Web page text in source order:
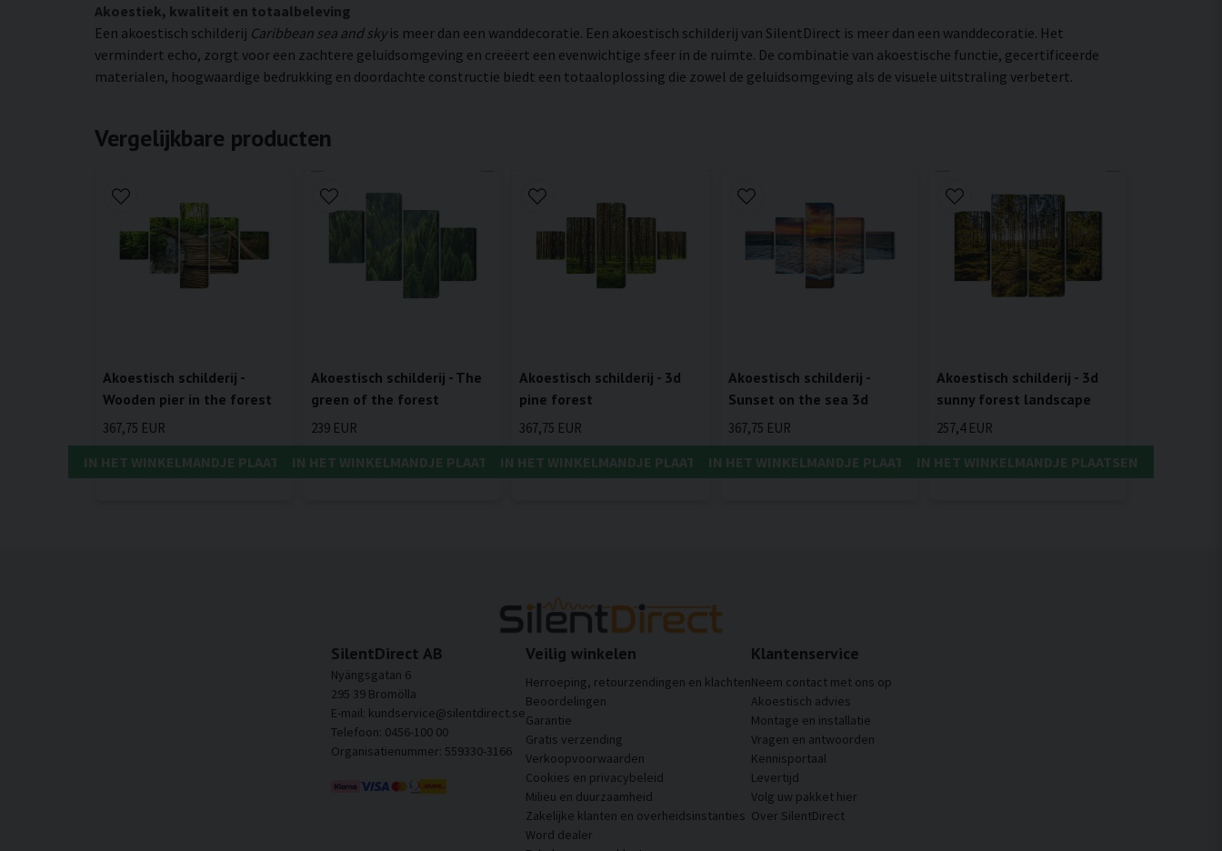
Akoestiek, kwaliteit en totaalbeleving
Een akoestisch schilderij Caribbean sea and skyis meer dan een wanddecoratie. Een akoestisch schilderij van SilentDirect is meer dan een wanddecoratie. Het
vermindert echo, zorgt voor een zachtere geluidsomgeving en creëert een evenwichtige sfeer in de ruimte. De combinatie van akoestische functie, gecertificeerde
materialen, hoogwaardige bedrukking en doordachte constructie biedt een totaaloplossing die zowel de geluidsomgeving als de visuele uitstraling verbetert.
Vergelijkbare producten
Akoestisch schilderij -
Wooden pier in the forest
367,75 EUR
IN HET WINKELMANDJE PLAATSEN
Akoestisch schilderij - The
green of the forest
239 EUR
IN HET WINKELMANDJE PLAATSEN
Akoestisch schilderij - 3d
pine forest
367,75 EUR
IN HET WINKELMANDJE PLAATSEN
Akoestisch schilderij -
Sunset on the sea 3d
367,75 EUR
IN HET WINKELMANDJE PLAATSEN
Akoestisch schilderij - 3d
sunny forest landscape
257,4 EUR
IN HET WINKELMANDJE PLAATSEN
SilentDirect AB
Nyängsgatan 6
295 39 Bromölla
E-mail: kundservice@silentdirect.se
Telefoon: 0456-100 00
Organisatienummer: 559330-3166
Veilig winkelen
Herroeping, retourzendingen en klachten
Beoordelingen
Garantie
Gratis verzending
Verkoopvoorwaarden
Cookies en privacybeleid
Milieu en duurzaamheid
Zakelijke klanten en overheidsinstanties
Word dealer
Klantenservice
Neem contact met ons op
Akoestisch advies
Montage en installatie
Vragen en antwoorden
Kennisportaal
Levertijd
Volg uw pakket hier
Over SilentDirect